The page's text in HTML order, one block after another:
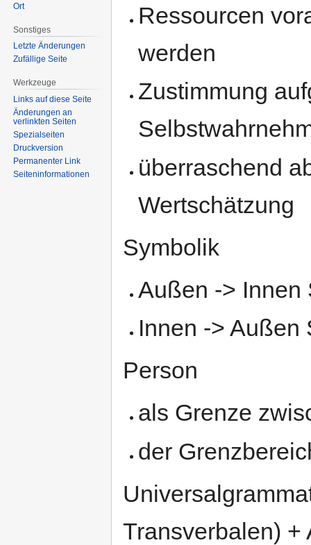
Ressourcen
werden
Zustimmung
überraschend
Wertschätzung
Symbolik
Außen -> Innen
Innen -> Außen
Person
als Grenze
der
Transverbalen) +
Ort
Sonstiges
Letzte Änderungen
Zufällige Seite
Werkzeuge
Links auf diese Seite
Änderungen an
verlinkten Seiten
Spezialseiten
Druckversion
Permanenter Link
Seiten­informationen